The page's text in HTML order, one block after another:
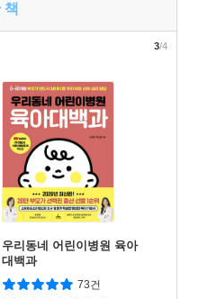
책
우리동네 어린이병원 육아
대백과
73건
3/4